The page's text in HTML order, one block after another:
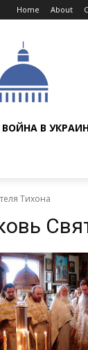
Home About
ВОЙНА В
Тихона